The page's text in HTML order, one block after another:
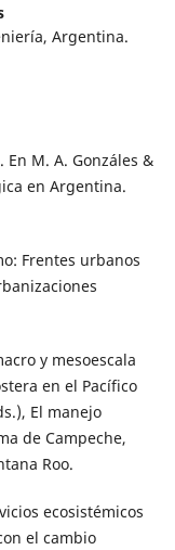
Argentina.
En M. A. Gonzáles &
en Argentina.
Frentes urbanos
y mesoescala
en el Pacífico
El manejo
de Campeche,
Roo.
ecosistémicos
el cambio